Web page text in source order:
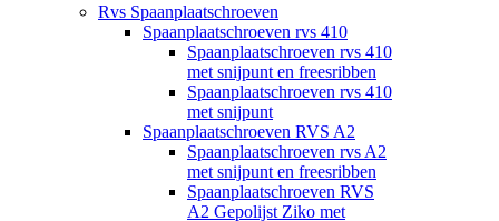
Rvs Spaanplaatschroeven
Spaanplaatschroeven rvs 410
Spaanplaatschroeven rvs 410
met snijpunt en freesribben
Spaanplaatschroeven rvs 410
met snijpunt
Spaanplaatschroeven RVS A2
Spaanplaatschroeven rvs A2
met snijpunt en freesribben
Spaanplaatschroeven RVS
A2 Gepolijst Ziko met